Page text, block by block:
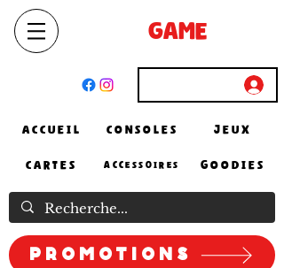
GAME
ACCUEIL CONSOLES JEUX
CARTES ACCESSOIRES GOODIES
Promotions